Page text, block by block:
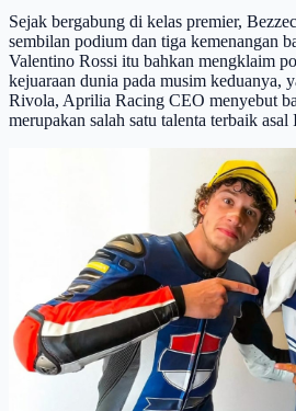
Sejak bergabung di kelas premier,
sembilan podium dan tiga kemenangan
Valentino Rossi itu bahkan mengklaim
kejuaraan dunia pada musim keduanya,
Rivola, Aprilia Racing CEO menyebut
merupakan salah satu talenta terbaik asal